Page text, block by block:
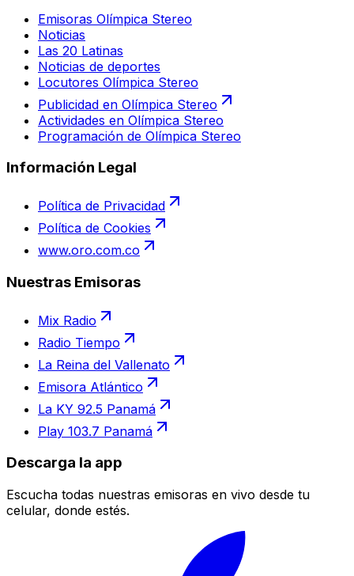
Emisoras Olímpica Stereo
Noticias
Las 20 Latinas
Noticias de deportes
Locutores Olímpica Stereo
Publicidad en Olímpica Stereo
Actividades en Olímpica Stereo
Programación de Olímpica Stereo
Información Legal
Política de Privacidad
Política de Cookies
www.oro.com.co
Nuestras Emisoras
Mix Radio
Radio Tiempo
La Reina del Vallenato
Emisora Atlántico
La KY 92.5 Panamá
Play 103.7 Panamá
Descarga la app
Escucha todas nuestras emisoras en vivo desde tu
celular, donde estés.